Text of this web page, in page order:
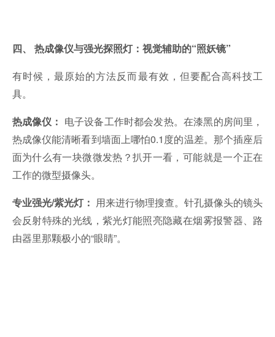
四、 热成像仪与强光探照灯：视觉辅助的“照妖镜”
有时候，最原始的方法反而最有效，但要配合高科技工
具。
热成像仪： 电子设备工作时都会发热。在漆黑的房间里，
热成像仪能清晰看到墙面上哪怕0.1度的温差。那个插座后
面为什么有一块微微发热？扒开一看，可能就是一个正在
工作的微型摄像头。
专业强光/紫光灯： 用来进行物理搜查。针孔摄像头的镜头
会反射特殊的光线，紫光灯能照亮隐藏在烟雾报警器、路
由器里那颗极小的“眼睛”。